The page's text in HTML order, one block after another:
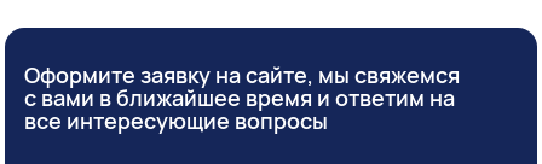
Оформите заявку на сайте, мы свяжемся
с вами в ближайшее время и ответим на
все интересующие вопросы